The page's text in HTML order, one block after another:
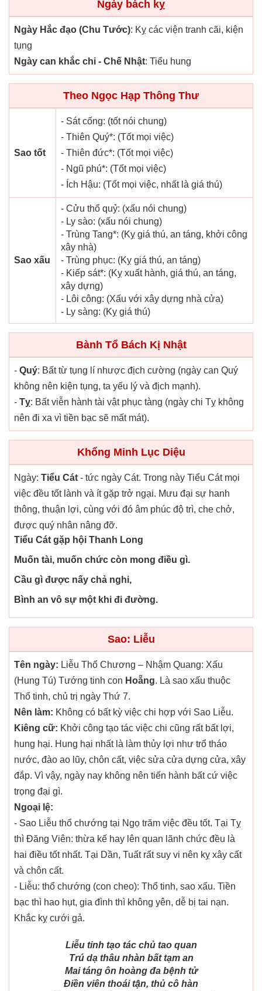
Ngày bách kỵ
Ngày Hắc đạo (Chu Tước): Kỵ các viện tranh cãi, kiện
tụng
Ngày can khắc chi - Chế Nhật: Tiểu hung
Theo Ngọc Hạp Thông Thư
Sao tốt
- Sát cống: (tốt nói chung)
- Thiên Quý*: (Tốt mọi việc)
- Thiên đức*: (Tốt mọi việc)
- Ngũ phú*: (Tốt mọi việc)
- Ích Hậu: (Tốt mọi việc, nhất là giá thú)
Sao xấu
- Cửu thổ quỷ: (xấu nói chung)
- Ly sào: (xấu nói chung)
- Trùng Tang*: (Kỵ giá thú, an táng, khởi công
xây nhà)
- Trùng phục: (Kỵ giá thú, an táng)
- Kiếp sát*: (Kỵ xuất hành, giá thú, an táng,
xây dựng)
- Lôi công: (Xấu với xây dựng nhà cửa)
- Ly sàng: (Kỵ giá thú)
Bành Tổ Bách Kị Nhật
- Quý: Bất từ tụng lí nhược địch cường (ngày can Quý
không nên kiện tụng, ta yếu lý và địch mạnh).
- Tỵ: Bất viễn hành tài vật phục tàng (ngày chi Tỵ không
nên đi xa vì tiền bạc sẽ mất mát).
Khổng Minh Lục Diệu
Ngày: Tiểu Cát - tức ngày Cát. Trong này Tiểu Cát mọi
việc đều tốt lành và ít gặp trở ngại. Mưu đại sự hanh
thông, thuận lợi, cùng với đó âm phúc độ trì, che chở,
được quý nhân nâng đỡ.
Tiểu Cát gặp hội Thanh Long
Muốn tài, muốn chức còn mong điều gì.
Cầu gì được nấy chả nghi,
Bình an vô sự một khi đi đường.
Sao: Liễu
Tên ngày: Liễu Thổ Chương – Nhậm Quang: Xấu
(Hung Tú) Tướng tinh con Hoẵng. Là sao xấu thuộc
Thổ tinh, chủ trị ngày Thứ 7.
Nên làm: Không có bất kỳ việc chi hợp với Sao Liễu.
Kiêng cữ: Khởi công tạo tác việc chi cũng rất bất lợi,
hung hại. Hung hại nhất là làm thủy lợi như trổ tháo
nước, đào ao lũy, chôn cất, việc sửa cửa dựng cửa, xây
đắp. Vì vậy, ngày nay không nên tiến hành bất cứ việc
trọng đại gì.
Ngoại lệ:
- Sao Liễu thổ chướng tại Ngọ trăm việc đều tốt. Tại Tỵ
thì Đăng Viên: thừa kế hay lên quan lãnh chức đều là
hai điều tốt nhất. Tại Dần, Tuất rất suy vi nên kỵ xây cất
và chôn cất.
- Liễu: thổ chướng (con cheo): Thổ tinh, sao xấu. Tiền
bạc thì hao hụt, gia đình thì không yên, dễ bị tai nạn.
Khắc kỵ cưới gả.
Liễu tinh tạo tác chủ tao quan
Trú dạ thâu nhàn bất tạm an
Mai táng ôn hoàng đa bệnh tử
Điền viên thoái tận, thủ cô hàn